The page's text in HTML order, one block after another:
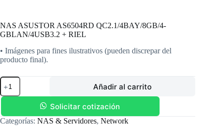
NAS ASUSTOR AS6504RD QC2.1/4BAY/8GB/4-
GBLAN/4USB3.2 + RIEL
• Imágenes para fines ilustrativos (pueden discrepar del
producto final).
NAS
ASUSTOR
AS6504RD
QC2.1/4BAY/8GB/4-
GBLAN/4USB3.2
+
Añadir al carrito
Solicitar cotización
Categorías: NAS & Servidores, Network